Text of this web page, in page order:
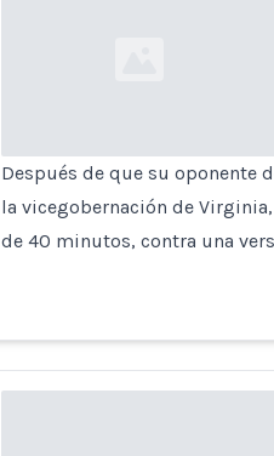
Después de que su oponente
la vicegobernación de
de 40 minutos, contra una